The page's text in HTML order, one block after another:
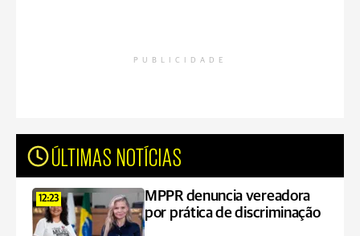
PUBLICIDADE
ÚLTIMAS NOTÍCIAS
12:23
MPPR denuncia vereadora
por prática de discriminação